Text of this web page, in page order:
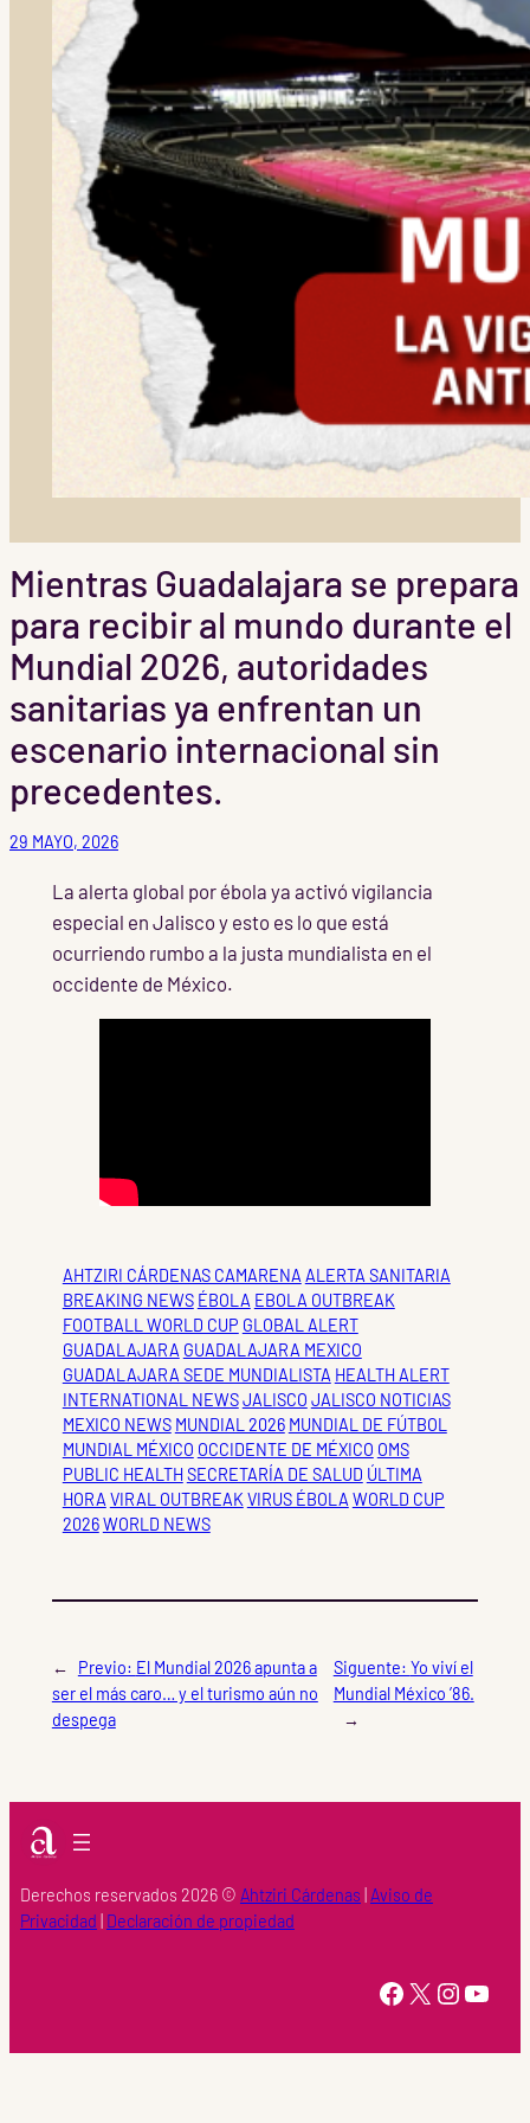
Mientras Guadalajara se prepara
para recibir al mundo durante el
Mundial 2026, autoridades
sanitarias ya enfrentan un
escenario internacional sin
precedentes.
29 MAYO, 2026
La alerta global por ébola ya activó vigilancia
especial en Jalisco y esto es lo que está
ocurriendo rumbo a la justa mundialista en el
occidente de México.
AHTZIRI CÁRDENAS CAMARENA ALERTA SANITARIA
BREAKING NEWS ÉBOLA EBOLA OUTBREAK
FOOTBALL WORLD CUP GLOBAL ALERT
GUADALAJARA GUADALAJARA MEXICO
GUADALAJARA SEDE MUNDIALISTA HEALTH ALERT
INTERNATIONAL NEWSJALISCO JALISCO NOTICIAS
MEXICO NEWS MUNDIAL 2026 MUNDIAL DE FÚTBOL
MUNDIAL MÉXICO OCCIDENTE DE MÉXICO OMS
PUBLIC HEALTHSECRETARÍA DE SALUD ÚLTIMA
HORA VIRAL OUTBREAK VIRUS ÉBOLA WORLD CUP
2026WORLD NEWS
← Previo: El Mundial 2026 apunta a
ser el más caro… y el turismo aún no
despega
Siguente: Yo viví el
Mundial México ’86.
→
Derechos reservados 2026 © Ahtziri Cárdenas Aviso de
Privacidad Declaración de propiedad
https://www.facebook.com/Ahtziri-Cardenas-147415518616960/ X Instagram YouTube